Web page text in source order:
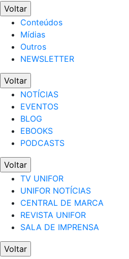
Voltar
Conteúdos
Mídias
Outros
NEWSLETTER
Voltar
NOTÍCIAS
EVENTOS
BLOG
EBOOKS
PODCASTS
Voltar
TV UNIFOR
UNIFOR NOTÍCIAS
CENTRAL DE MARCA
REVISTA UNIFOR
SALA DE IMPRENSA
Voltar